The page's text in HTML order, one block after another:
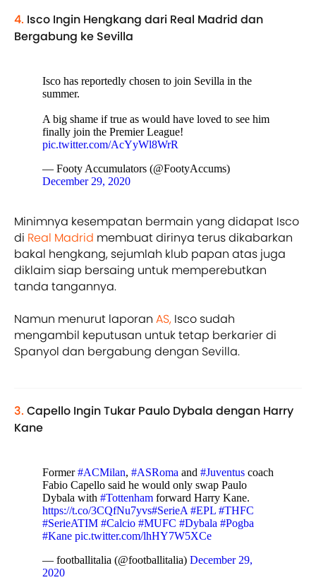
4. Isco Ingin Hengkang dari Real Madrid dan
Bergabung ke Sevilla
Isco has reportedly chosen to join Sevilla in the
summer.
A big shame if true as would have loved to see him
finally join the Premier League!
pic.twitter.com/AcYyWl8WrR
— Footy Accumulators (@FootyAccums)
December 29, 2020
Minimnya kesempatan bermain yang didapat Isco
di Real Madrid membuat dirinya terus dikabarkan
bakal hengkang, sejumlah klub papan atas juga
diklaim siap bersaing untuk memperebutkan
tanda tangannya.
Namun menurut laporan AS, Isco sudah
mengambil keputusan untuk tetap berkarier di
Spanyol dan bergabung dengan Sevilla.
3. Capello Ingin Tukar Paulo Dybala dengan Harry
Kane
Former#ACMilan, #ASRoma and #Juventus coach
Fabio Capello said he would only swap Paulo
Dybala with #Tottenham forward Harry Kane.
https://t.co/3CQfNu7yvs#SerieA #EPL #THFC
#SerieATIM #Calcio #MUFC #Dybala #Pogba
#Kane pic.twitter.com/lhHY7W5XCe
— footballitalia (@footballitalia) December 29,
2020